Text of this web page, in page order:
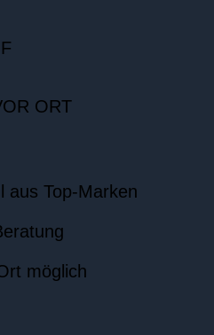
ORT
aus Top-Marken
möglich